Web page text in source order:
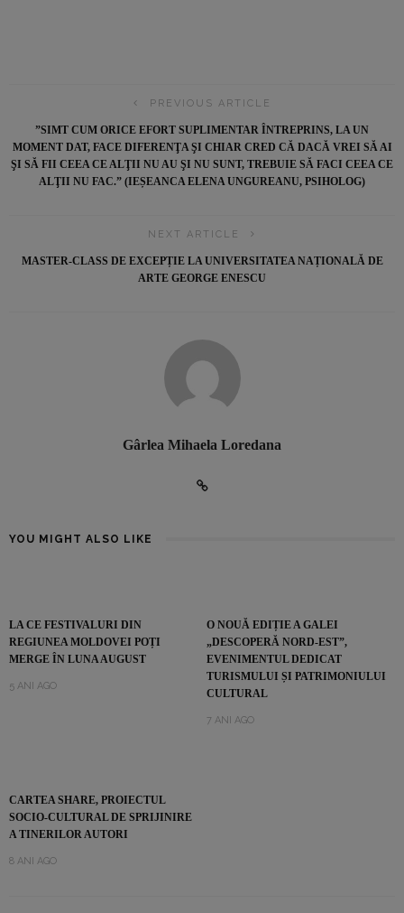
PREVIOUS ARTICLE
”SIMT CUM ORICE EFORT SUPLIMENTAR ÎNTREPRINS, LA UN
MOMENT DAT, FACE DIFERENŢA ŞI CHIAR CRED CĂ DACĂ VREI SĂ AI
ŞI SĂ FII CEEA CE ALŢII NU AU ŞI NU SUNT, TREBUIE SĂ FACI CEEA CE
ALŢII NU FAC. ” (IEȘEANCA ELENA UNGUREANU, PSIHOLOG)
NEXT ARTICLE
MASTER-CLASS DE EXCEPȚIE LA UNIVERSITATEA NAȚIONALĂ DE
ARTE GEORGE ENESCU
Gârlea Mihaela Loredana
YOU MIGHT ALSO LIKE
LA CE FESTIVALURI DIN
REGIUNEA MOLDOVEI POȚI
MERGE ÎN LUNA AUGUST
5 ANI AGO
O NOUĂ EDIȚIE A GALEI
„DESCOPERĂ NORD-EST”,
EVENIMENTUL DEDICAT
TURISMULUI ȘI PATRIMONIULUI
CULTURAL
7 ANI AGO
CARTEA SHARE, PROIECTUL
SOCIO-CULTURAL DE SPRIJINIRE
A TINERILOR AUTORI
8 ANI AGO